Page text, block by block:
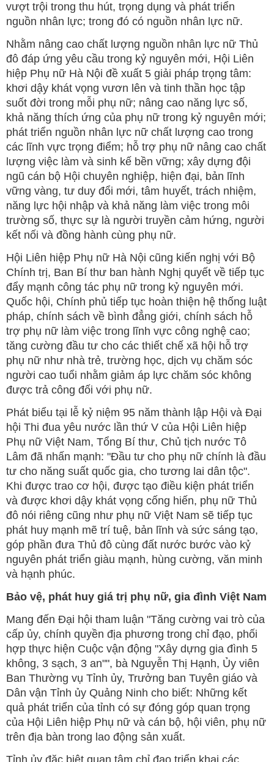
vượt trội trong thu hút, trọng dụng và phát triển
nguồn nhân lực; trong đó có nguồn nhân lực nữ.
Nhằm nâng cao chất lượng nguồn nhân lực nữ Thủ
đô đáp ứng yêu cầu trong kỷ nguyên mới, Hội Liên
hiệp Phụ nữ Hà Nội đề xuất 5 giải pháp trọng tâm:
khơi dậy khát vọng vươn lên và tinh thần học tập
suốt đời trong mỗi phụ nữ; nâng cao năng lực số,
khả năng thích ứng của phụ nữ trong kỷ nguyên mới;
phát triển nguồn nhân lực nữ chất lượng cao trong
các lĩnh vực trọng điểm; hỗ trợ phụ nữ nâng cao chất
lượng việc làm và sinh kế bền vững; xây dựng đội
ngũ cán bộ Hội chuyên nghiệp, hiện đại, bản lĩnh
vững vàng, tư duy đổi mới, tâm huyết, trách nhiệm,
năng lực hội nhập và khả năng làm việc trong môi
trường số, thực sự là người truyền cảm hứng, người
kết nối và đồng hành cùng phụ nữ.
Hội Liên hiệp Phụ nữ Hà Nội cũng kiến nghị với Bộ
Chính trị, Ban Bí thư ban hành Nghị quyết về tiếp tục
đẩy mạnh công tác phụ nữ trong kỷ nguyên mới.
Quốc hội, Chính phủ tiếp tục hoàn thiện hệ thống luật
pháp, chính sách về bình đẳng giới, chính sách hỗ
trợ phụ nữ làm việc trong lĩnh vực công nghệ cao;
tăng cường đầu tư cho các thiết chế xã hội hỗ trợ
phụ nữ như nhà trẻ, trường học, dịch vụ chăm sóc
người cao tuổi nhằm giảm áp lực chăm sóc không
được trả công đối với phụ nữ.
Phát biểu tại lễ kỷ niệm 95 năm thành lập Hội và Đại
hội Thi đua yêu nước lần thứ V của Hội Liên hiệp
Phụ nữ Việt Nam, Tổng Bí thư, Chủ tịch nước Tô
Lâm đã nhấn mạnh: "Đầu tư cho phụ nữ chính là đầu
tư cho năng suất quốc gia, cho tương lai dân tộc".
Khi được trao cơ hội, được tạo điều kiện phát triển
và được khơi dậy khát vọng cống hiến, phụ nữ Thủ
đô nói riêng cũng như phụ nữ Việt Nam sẽ tiếp tục
phát huy mạnh mẽ trí tuệ, bản lĩnh và sức sáng tạo,
góp phần đưa Thủ đô cùng đất nước bước vào kỷ
nguyên phát triển giàu mạnh, hùng cường, văn minh
và hạnh phúc.
Bảo vệ, phát huy giá trị phụ nữ, gia đình Việt Nam
Mang đến Đại hội tham luận "Tăng cường vai trò của
cấp ủy, chính quyền địa phương trong chỉ đạo, phối
hợp thực hiện Cuộc vận động "Xây dựng gia đình 5
không, 3 sạch, 3 an"", bà Nguyễn Thị Hạnh, Ủy viên
Ban Thường vụ Tỉnh ủy, Trưởng ban Tuyên giáo và
Dân vận Tỉnh ủy Quảng Ninh cho biết: Những kết
quả phát triển của tỉnh có sự đóng góp quan trọng
của Hội Liên hiệp Phụ nữ và cán bộ, hội viên, phụ nữ
trên địa bàn trong lao động sản xuất.